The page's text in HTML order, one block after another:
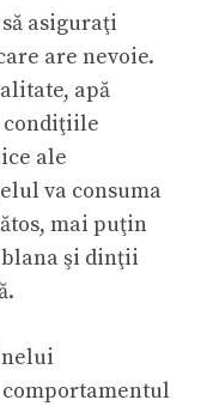
asiguraţi
are nevoie.
apă
condiţiile
ale
va consuma
mai puţin
şi dinţii